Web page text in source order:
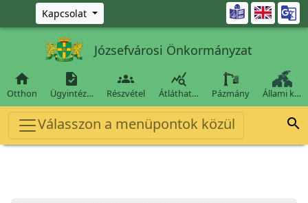
Ugrás a fő tartalomra
Kapcsolat 
Józsefvárosi Önkormányzat

Otthon

Ügyintéz…

Részvétel

Átláthat… Pázmány Állami k…
Válasszon a menüpontok közül 